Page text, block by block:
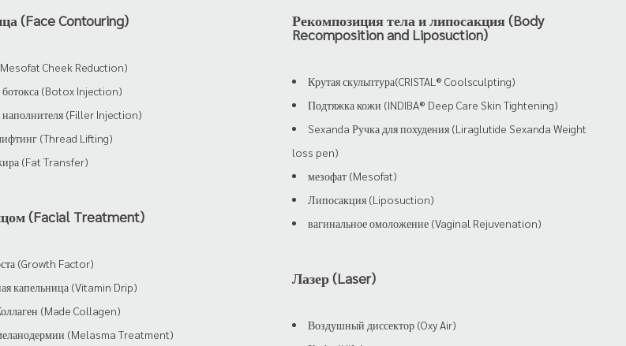
(Face Contouring)
Cheek Reduction)
(Botox Injection)
(Filler Injection)
(Thread Lifting)
(Fat Transfer)
(Facial Treatment)
(Growth Factor)
капельница (Vitamin Drip)
(Made Collagen)
(Melasma Treatment)
Рекомпозиция тела и липосакция (Body
Recomposition and Liposuction)
Крутая скульптура(CRISTAL® Coolsculpting)
Подтяжка кожи (INDIBA® Deep Care Skin Tightening)
Sexanda Ручка для похудения (Liraglutide Sexanda Weight
loss pen)
мезофат (Mesofat)
Липосакция (Liposuction)
вагинальное омоложение (Vaginal Rejuvenation)
Лазер (Laser)
Воздушный диссектор (Oxy Air)